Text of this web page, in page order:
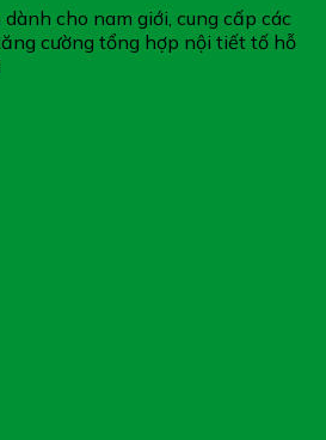
cho nam giới, cung cấp các
cường tổng hợp nội tiết tố hỗ